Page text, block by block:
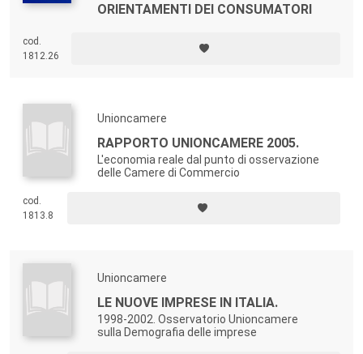
ORIENTAMENTI DEI CONSUMATORI
cod.
1812.26
Unioncamere
RAPPORTO UNIONCAMERE 2005.
L'economia reale dal punto di osservazione
delle Camere di Commercio
cod.
1813.8
Unioncamere
LE NUOVE IMPRESE IN ITALIA.
1998-2002. Osservatorio Unioncamere
sulla Demografia delle imprese